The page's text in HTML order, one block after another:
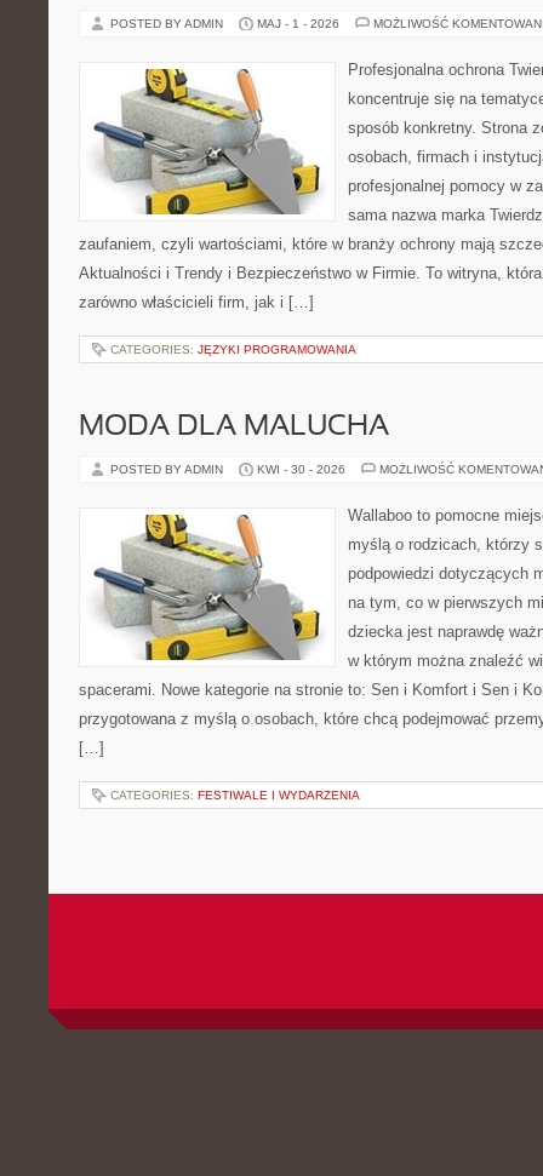
POSTED BY ADMIN MAJ - 1 - 2026 MOŻLIWOŚĆ
Profesjonalna ochrona
koncentruje się na
sposób konkretny. Strona
osobach, firmach i
profesjonalnej pomocy w
sama nazwa marka
zaufaniem, czyli wartościami, które w branży ochrony mają
Aktualności i Trendy i Bezpieczeństwo w Firmie. To witryna,
zarówno właścicieli firm, jak i […]
CATEGORIES: JĘZYKI PROGRAMOWANIA
MODA DLA MALUCHA
POSTED BY ADMIN KWI - 30 - 2026 MOŻLIWOŚĆ
Wallaboo to pomocne
myślą o rodzicach, którzy
podpowiedzi dotyczących
na tym, co w pierwszych
dziecka jest naprawdę
w którym można znaleźć
spacerami. Nowe kategorie na stronie to: Sen i Komfort i Sen i
przygotowana z myślą o osobach, które chcą podejmować
[…]
CATEGORIES: FESTIWALE I WYDARZENIA